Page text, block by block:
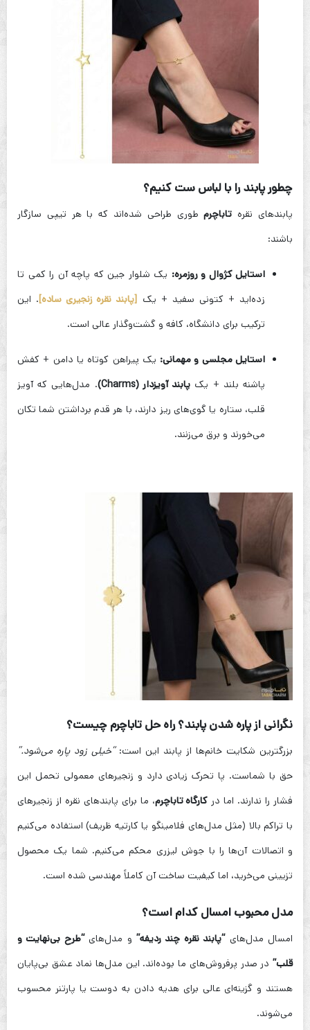
چطور پابند را با لباس ست کنیم؟
پابندهای نقره تاباچرمطوری طراحی شده‌اند که با هر تیپی سازگار
باشند:
استایل کژوال و روزمره: یک شلوار جین که پاچه آن را کمی تا
زده‌اید + کتونی سفید + یک [پابند نقره زنجیری ساده]. این
ترکیب برای دانشگاه، کافه و گشت‌وگذار عالی است.
استایل مجلسی و مهمانی: یک پیراهن کوتاه یا دامن + کفش
پاشنه بلند + یک پابند آویزدار (Charms)
. مدل‌هایی که آویز
قلب، ستاره یا گوی‌های ریز دارند، با هر قدم برداشتن شما تکان
می‌خورند و برق می‌زنند.
نگرانی از پاره شدن پابند؟ راه حل تاباچرم چیست؟
بزرگترین شکایت خانم‌ها از پابند این است:“خیلی زود پاره می‌شود.”
حق با شماست. پا تحرک زیادی دارد و زنجیرهای معمولی تحمل این
فشار را ندارند. اما در کارگاه تاباچرم، ما برای پابندهای نقره از زنجیرهای
با تراکم بالا (مثل مدل‌های فلامینگو یا کارتیه ظریف) استفاده می‌کنیم
و اتصالات آن‌ها را با جوش لیزری محکم می‌کنیم. شما یک محصول
تزیینی می‌خرید، اما کیفیت ساخت آن کاملاً مهندسی شده است.
مدل محبوب امسال کدام است؟
امسال مدل‌های“پابند نقره چند ردیفه”و مدل‌های“طرح بی‌نهایت و
قلب” در صدر پرفروش‌های ما بوده‌اند. این مدل‌ها نماد عشق بی‌پایان
هستند و گزینه‌ای عالی برای هدیه دادن به دوست یا پارتنر محسوب
می‌شوند.